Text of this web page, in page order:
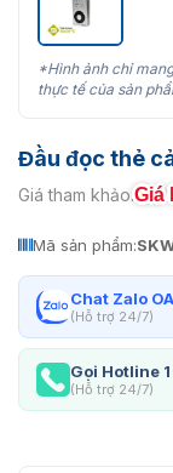
*Hình ảnh chỉ
thực tế của sản
Đầu đọc thẻ
Giá tham khảo:Giá
Mã sản phẩm:
Chat Zalo OA
(Hỗ trợ 24/7)
Gọi Hotline 1
(Hỗ trợ 24/7)